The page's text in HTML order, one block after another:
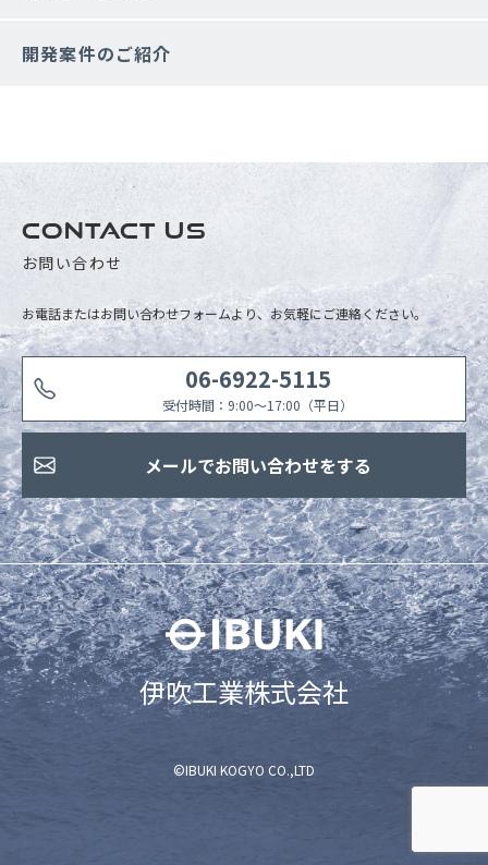
開発案件のご紹介
CONTACT US
お問い合わせ
お電話またはお問い合わせフォームより、お気軽にご連絡ください。
06-6922-5115
受付時間：9:00〜17:00（平日）
メールでお問い合わせをする
伊吹工業株式会社
©IBUKI KOGYO CO.,LTD